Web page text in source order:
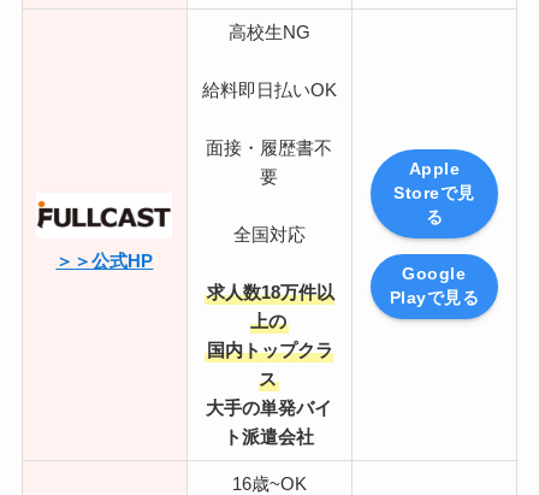
＞＞公式HP
高校生NG
給料即日払いOK
面接・履歴書不
要
全国対応
求人数18万件以
上の
国内トップクラ
ス
大手の単発バイ
ト派遣会社
Apple
Storeで見
る
Google
Playで見る
16歳~OK